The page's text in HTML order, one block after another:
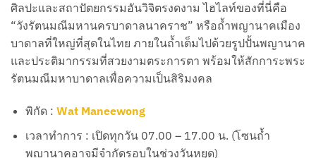
ศิลปะและสถาปัตยกรรมอันวิจิตรงดงาม ไฮไลท์ของที่นี่คือ
“วังรัตนมณีมหานครบาดาลนาคราช” หรือถ้ำพญานาคเมือง
บาดาลที่ใหญ่ที่สุดในไทย ภายในถ้ำเต็มไปด้วยรูปปั้นพญานาค
และประติมากรรมที่สวยงามตระการตา พร้อมให้สักการะพระ
รัตนมณีมหาบาดาลเพื่อความเป็นสิริมงคล
พิกัด : Wat Maneewong
เวลาทำการ : เปิดทุกวัน 07.00 – 17.00 น. (โซนถ้ำ
พญานาคอาจมีจำกัดรอบในช่วงวันหยุด)